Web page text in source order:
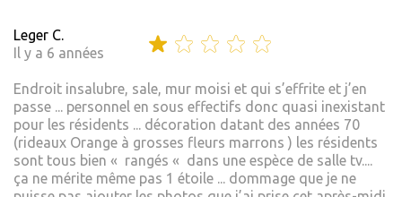
Leger C.
Il y a 6 années
Endroit insalubre, sale, mur moisi et qui s’effrite et j’en
passe ... personnel en sous effectifs donc quasi inexistant
pour les résidents ... décoration datant des années 70
(rideaux Orange à grosses fleurs marrons ) les résidents
sont tous bien « rangés « dans une espèce de salle tv....
ça ne mérite même pas 1 étoile ... dommage que je ne